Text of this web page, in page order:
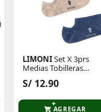
LIMONISet X 3prs
Medias Tobilleras
S/ 12.90
AGREGAR